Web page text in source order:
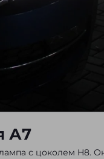
А7
с цоколем H8.